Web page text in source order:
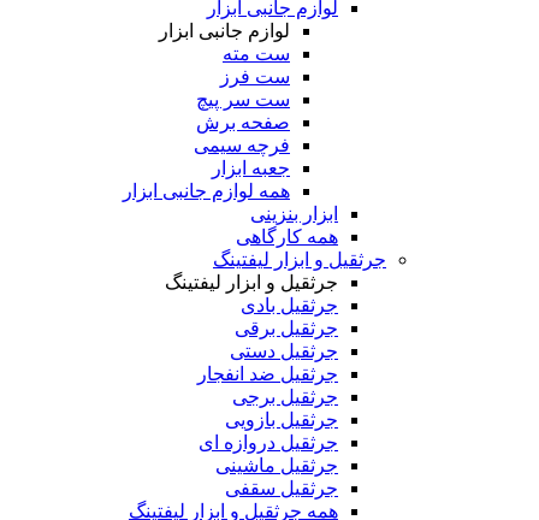
لوازم جانبی ابزار
لوازم جانبی ابزار
ست مته
ست فرز
ست سر پیچ
صفحه برش
فرچه سیمی
جعبه ابزار
همه لوازم جانبی ابزار
ابزار بنزینی
همه کارگاهی
جرثقیل و ابزار لیفتینگ
جرثقیل و ابزار لیفتینگ
جرثقیل بادی
جرثقیل برقی
جرثقیل دستی
جرثقیل ضد انفجار
جرثقیل برجی
جرثقیل بازویی
جرثقیل دروازه ای
جرثقیل ماشینی
جرثقیل سقفی
همه جرثقیل و ابزار لیفتینگ